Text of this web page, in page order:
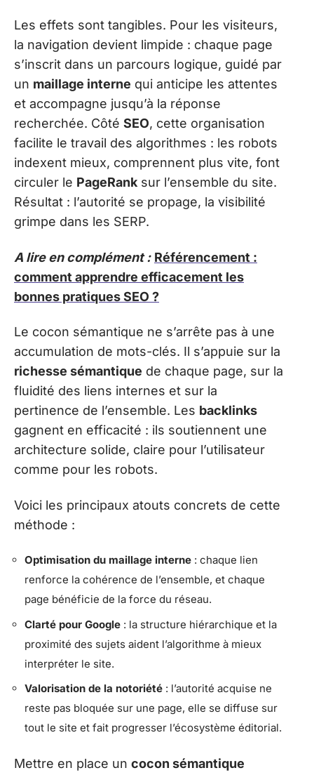
Les effets sont tangibles. Pour les visiteurs,
la navigation devient limpide : chaque page
s’inscrit dans un parcours logique, guidé par
un maillage interne qui anticipe les attentes
et accompagne jusqu’à la réponse
recherchée. Côté SEO, cette organisation
facilite le travail des algorithmes : les robots
indexent mieux, comprennent plus vite, font
circuler le PageRank sur l’ensemble du site.
Résultat : l’autorité se propage, la visibilité
grimpe dans les SERP.
A lire en complément : Référencement :
comment apprendre efficacement les
bonnes pratiques SEO ?
Le cocon sémantique ne s’arrête pas à une
accumulation de mots-clés. Il s’appuie sur la
richesse sémantique de chaque page, sur la
fluidité des liens internes et sur la
pertinence de l’ensemble. Les backlinks
gagnent en efficacité : ils soutiennent une
architecture solide, claire pour l’utilisateur
comme pour les robots.
Voici les principaux atouts concrets de cette
méthode :
Optimisation du maillage interne : chaque lien
renforce la cohérence de l’ensemble, et chaque
page bénéficie de la force du réseau.
Clarté pour Google : la structure hiérarchique et la
proximité des sujets aident l’algorithme à mieux
interpréter le site.
Valorisation de la notoriété : l’autorité acquise ne
reste pas bloquée sur une page, elle se diffuse sur
tout le site et fait progresser l’écosystème éditorial.
Mettre en place un cocon sémantique